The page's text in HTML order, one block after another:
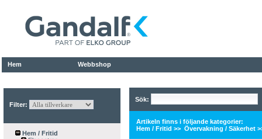
Hem Webbshop
Filter:
Hem / Fritid
Sök:
Artikeln finns i följande kategorier:
Hem / Fritid >> Övervakning / Säkerhet